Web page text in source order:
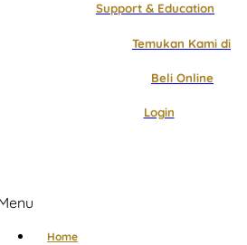
Support & Education
Temukan Kami di
Beli Online
Login
Home